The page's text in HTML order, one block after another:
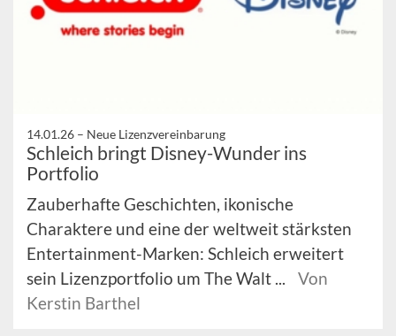
14.01.26 – Neue Lizenzvereinbarung
Schleich bringt Disney-Wunder ins
Portfolio
Zauberhafte Geschichten, ikonische
Charaktere und eine der weltweit stärksten
Entertainment-Marken: Schleich erweitert
sein Lizenzportfolio um The Walt ...
Von
Kerstin Barthel